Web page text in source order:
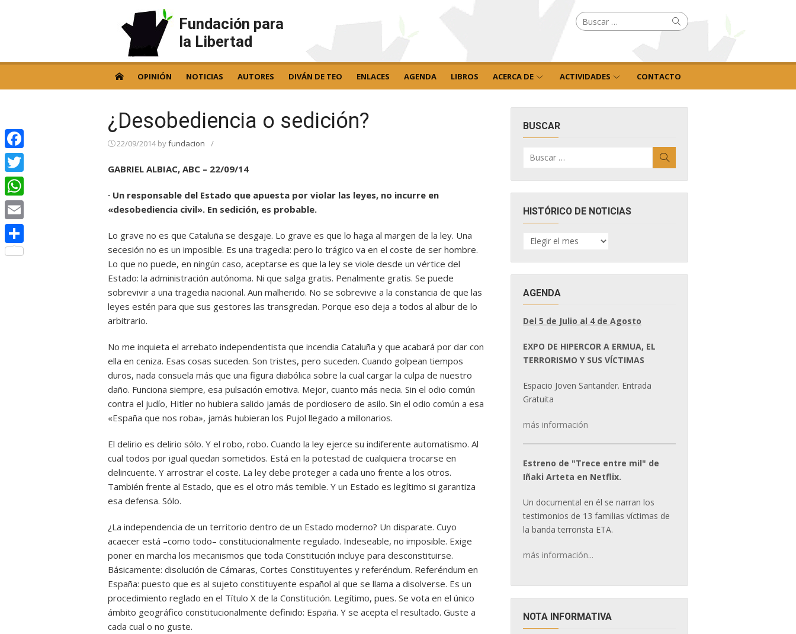
Fundación para
la Libertad
Buscar
por: Buscar
OPINIÓN NOTICIAS AUTORES DIVÁN DE TEO ENLACES AGENDA LIBROS ACERCA DE ACTIVIDADES CONTACTO
¿Desobediencia o sedición?
22/09/2014byfundacion /
GABRIEL ALBIAC, ABC – 22/09/14
· Un responsable del Estado que apuesta por violar las leyes, no incurre en
«desobediencia civil». En sedición, es probable.
Lo grave no es que Cataluña se desgaje. Lo grave es que lo haga al margen de la ley. Una
secesión no es un imposible. Es una tragedia: pero lo trágico va en el coste de ser hombre.
Lo que no puede, en ningún caso, aceptarse es que la ley se viole desde un vértice del
Estado: la administración autónoma. Ni que salga gratis. Penalmente gratis. Se puede
sobrevivir a una tragedia nacional. Aun malherido. No se sobrevive a la constancia de que las
leyes estén para que sus gestores las transgredan. Porque eso deja a todos al albur de lo
arbitrario.
No me inquieta el arrebato independentista que incendia Cataluña y que acabará por dar con
ella en ceniza. Esas cosas suceden. Son tristes, pero suceden. Cuando golpean tiempos
duros, nada consuela más que una figura diabólica sobre la cual cargar la culpa de nuestro
daño. Funciona siempre, esa pulsación emotiva. Mejor, cuanto más necia. Sin el odio común
contra el judío, Hitler no hubiera salido jamás de pordiosero de asilo. Sin el odio común a esa
«España que nos roba», jamás hubieran los Pujol llegado a millonarios.
El delirio es delirio sólo. Y el robo, robo. Cuando la ley ejerce su indiferente automatismo. Al
cual todos por igual quedan sometidos. Está en la potestad de cualquiera trocarse en
delincuente. Y arrostrar el coste. La ley debe proteger a cada uno frente a los otros.
También frente al Estado, que es el otro más temible. Y un Estado es legítimo si garantiza
esa defensa. Sólo.
¿La independencia de un territorio dentro de un Estado moderno? Un disparate. Cuyo
acaecer está –como todo– constitucionalmente regulado. Indeseable, no imposible. Exige
poner en marcha los mecanismos que toda Constitución incluye para desconstituirse.
Básicamente: disolución de Cámaras, Cortes Constituyentes y referéndum. Referéndum en
España: puesto que es al sujeto constituyente español al que se llama a disolverse. Es un
procedimiento reglado en el Título X de la Constitución. Legítimo, pues. Se vota en el único
ámbito geográfico constitucionalmente definido: España. Y se acepta el resultado. Guste a
cada cual o no guste.
BUSCAR
por:
HISTÓRICO DE NOTICIAS
HISTÓRICO
DE
AGENDA
Del 5 de Julio al 4 de Agosto
EXPO DE HIPERCOR A ERMUA, EL
TERRORISMO Y SUS VÍCTIMAS
Espacio Joven Santander. Entrada
Gratuita
más información
Estreno de "Trece entre mil" de
Iñaki Arteta en Netflix.
Un documental en él se narran los
testimonios de 13 familias víctimas de
la banda terrorista ETA.
más información...
NOTA INFORMATIVA
Facebook
Twitter
WhatsApp
Email
Compartir